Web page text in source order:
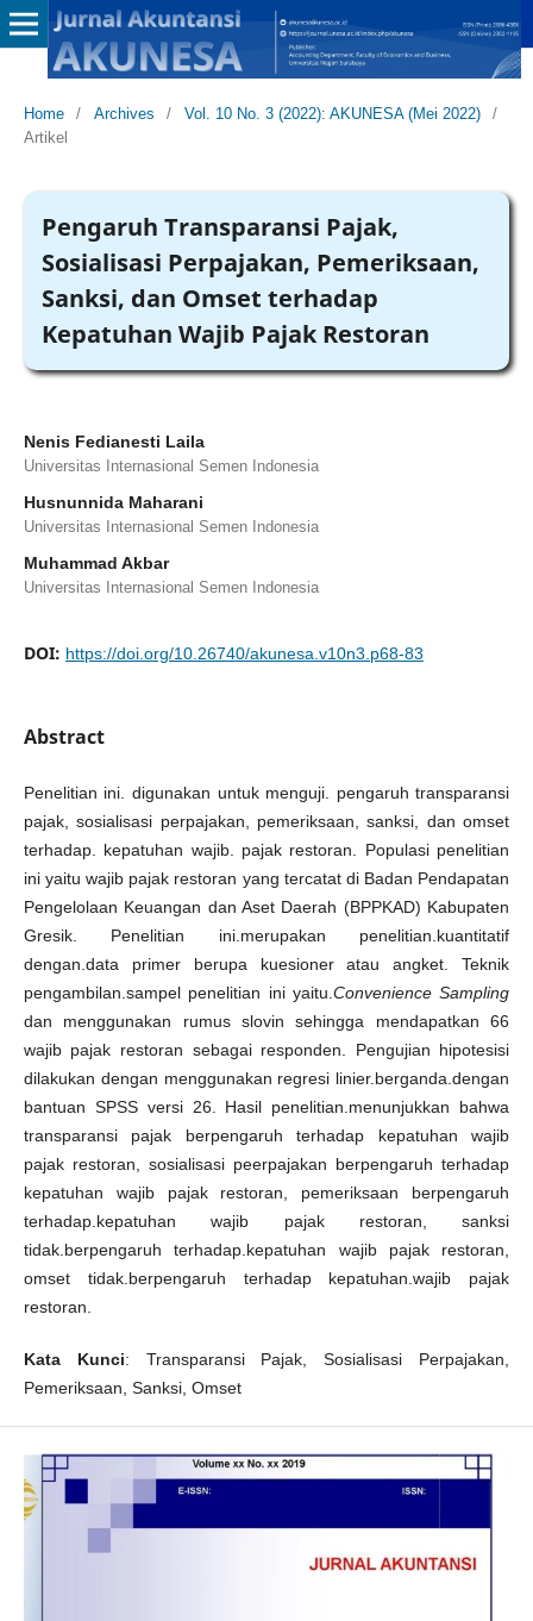
Home / Archives / Vol. 10 No. 3 (2022): AKUNESA (Mei 2022)
/
Artikel
Pengaruh Transparansi Pajak,
Sosialisasi Perpajakan, Pemeriksaan,
Sanksi, dan Omset terhadap
Kepatuhan Wajib Pajak Restoran
Nenis Fedianesti Laila
Universitas Internasional Semen Indonesia
Husnunnida Maharani
Universitas Internasional Semen Indonesia
Muhammad Akbar
Universitas Internasional Semen Indonesia
DOI: https://doi.org/10.26740/akunesa.v10n3.p68-83
Abstract
Penelitian ini. digunakan untuk menguji. pengaruh transparansi
pajak, sosialisasi perpajakan, pemeriksaan, sanksi, dan omset
terhadap. kepatuhan wajib. pajak restoran. Populasi penelitian
ini yaitu wajib pajak restoran yang tercatat di Badan Pendapatan
Pengelolaan Keuangan dan Aset Daerah (BPPKAD) Kabupaten
Gresik. Penelitian ini.merupakan penelitian.kuantitatif
dengan.data primer berupa kuesioner atau angket. Teknik
pengambilan.sampel penelitian ini yaitu. Convenience Sampling
dan menggunakan rumus slovin sehingga mendapatkan 66
wajib pajak restoran sebagai responden. Pengujian hipotesisi
dilakukan dengan menggunakan regresi linier.berganda.dengan
bantuan SPSS versi 26. Hasil penelitian.menunjukkan bahwa
transparansi pajak berpengaruh terhadap kepatuhan wajib
pajak restoran, sosialisasi peerpajakan berpengaruh terhadap
kepatuhan wajib pajak restoran, pemeriksaan berpengaruh
terhadap.kepatuhan wajib pajak restoran, sanksi
tidak.berpengaruh terhadap.kepatuhan wajib pajak restoran,
omset tidak.berpengaruh terhadap kepatuhan.wajib pajak
restoran.
Kata Kunci: Transparansi Pajak, Sosialisasi Perpajakan,
Pemeriksaan, Sanksi, Omset